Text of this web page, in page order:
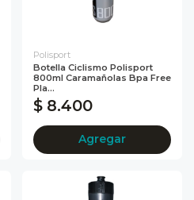
Polisport
Botella Ciclismo Polisport
800ml Caramañolas Bpa Free
Pla...
$ 8.400
Agregar